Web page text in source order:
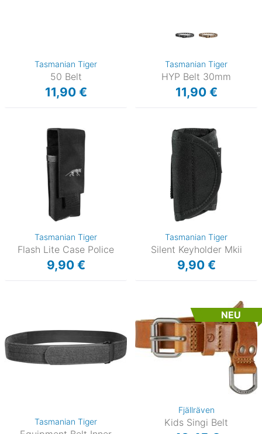
Tasmanian Tiger
50 Belt
11,90 €
Tasmanian Tiger
HYP Belt 30mm
11,90 €
Tasmanian Tiger
Flash Lite Case Police
9,90 €
Tasmanian Tiger
Silent Keyholder Mkii
9,90 €
Tasmanian Tiger
NEU
Fjällräven
Kids Singi Belt